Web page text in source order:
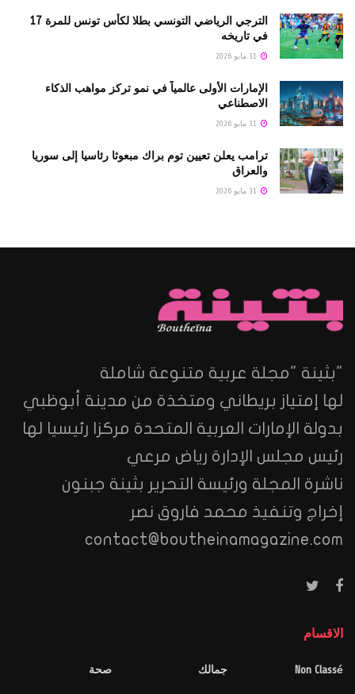
الترجي الرياضي التونسي بطلا لكأس تونس للمرة 17
في تاريخه
الإمارات الأولى عالمياً في نمو تركز مواهب الذكاء
الاصطناعي
ترامب يعلن تعيين توم براك مبعوثا رئاسيا إلى سوريا
والعراق
"بثينة "مجلة عربية متنوعة شاملة
لها إمتياز بريطاني ومتخذة من مدينة أبوظبي
بدولة الإمارات العربية المتحدة مركزا رئيسيا لها
رئيس مجلس الإدارة رياض مرعي
ناشرة المجلة ورئيسة التحرير بثينة جبنون
إخراج وتنفيذ محمد فاروق نصر
contact@boutheinamagazine.com
الاقسام
Non Classé
جمالك
صحة